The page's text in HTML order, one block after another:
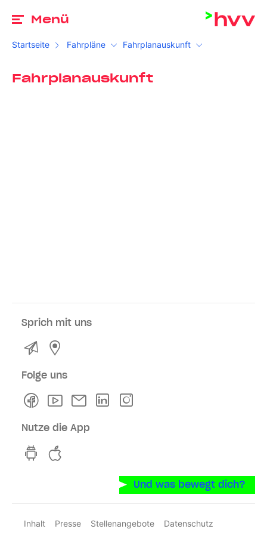
Menü
Startseite Fahrpläne Fahrplanauskunft
Fahrplanauskunft
Sprich mit uns
Kontakt
Folge uns
FacebookYoutubeNewsletterLinkedln
Nutze die App
hvv switch App auf GooglePlay
Und was bewegt dich?
Inhalt Presse Stellenangebote
Datenschutz